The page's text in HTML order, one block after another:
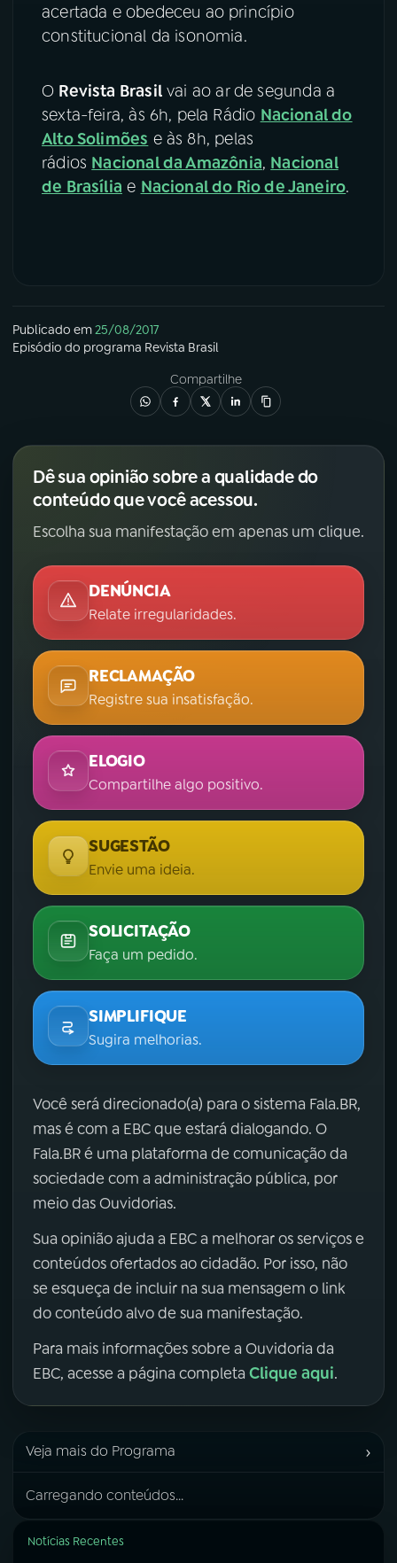
acertada e obedeceu ao princípio
constitucional da isonomia.
O Revista Brasilvai ao ar de segunda a
sexta-feira, às 6h, pela Rádio Nacional do
Alto Solimões e às 8h, pelas
rádios Nacional da Amazônia, Nacional
de Brasília e Nacional do Rio de Janeiro.
Publicado em25/08/2017
Episódio do programa Revista Brasil
Compartilhe
Dê sua opinião sobre a qualidade do
conteúdo que você acessou.
Escolha sua manifestação em apenas um clique.
DENÚNCIA
Relate irregularidades.
RECLAMAÇÃO
Registre sua insatisfação.
ELOGIO
Compartilhe algo positivo.
SUGESTÃO
Envie uma ideia.
SOLICITAÇÃO
Faça um pedido.
SIMPLIFIQUE
Sugira melhorias.
Você será direcionado(a) para o sistema Fala.BR,
mas é com a EBC que estará dialogando. O
Fala.BR é uma plataforma de comunicação da
sociedade com a administração pública, por
meio das Ouvidorias.
Sua opinião ajuda a EBC a melhorar os serviços e
conteúdos ofertados ao cidadão. Por isso, não
se esqueça de incluir na sua mensagem o link
do conteúdo alvo de sua manifestação.
Para mais informações sobre a Ouvidoria da
EBC, acesse a página completa Clique aqui.
Veja mais do Programa ›
Carregando conteúdos...
Notícias Recentes